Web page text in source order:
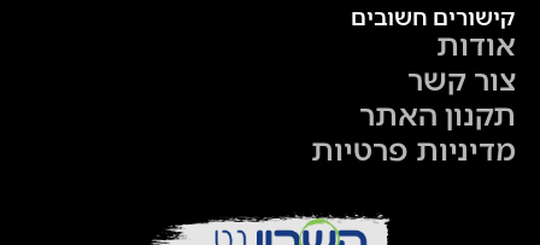
קישורים חשובים
אודות
צור קשר
תקנון האתר
מדיניות פרטיות